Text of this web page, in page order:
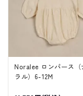
Noralee ロンパース（
ラル）6-12M